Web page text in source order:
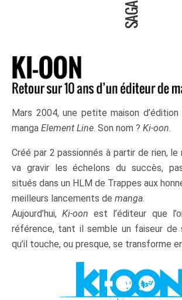
Mars 2004, une petite maison
manga Element Line. Son nom ? Ki-oon.
Créé par 2 passionnés à partir de rien,
va gravir les échelons du succès,
situés dans un HLM de Trappes aux
meilleurs lancements de manga.
Aujourd’hui,Ki-oon est l’éditeur que
référence, tant il semble un faiseur de
qu’il touche, ou presque, se transforme